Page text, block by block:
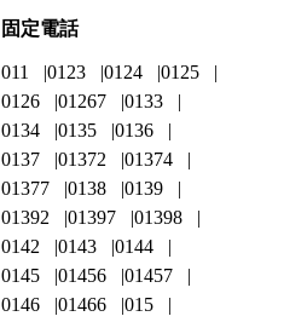
固定電話
011 0123 0124
0125
0126
01267
0133
0134
0135
0136
0137
01372
01374
01377
0138
0139
01392
01397
01398
0142
0143
0144
0145
01456
01457
0146
01466
015